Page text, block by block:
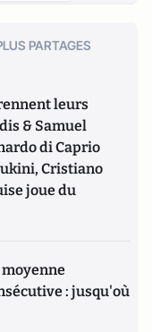
PARTAGES
leurs
& Samuel
di Caprio
Cristiano
joue du
moyenne
: jusqu'où